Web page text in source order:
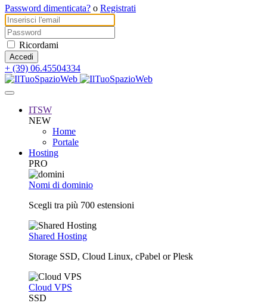
Password dimenticata? o Registrati
Ricordami
+ (39) 06.45504334
ITSW
NEW
Home
Portale
Hosting
PRO
Nomi di dominio
Scegli tra più 700 estensioni
Shared Hosting
Storage SSD, Cloud Linux, cPabel or Plesk
Cloud VPS
SSD